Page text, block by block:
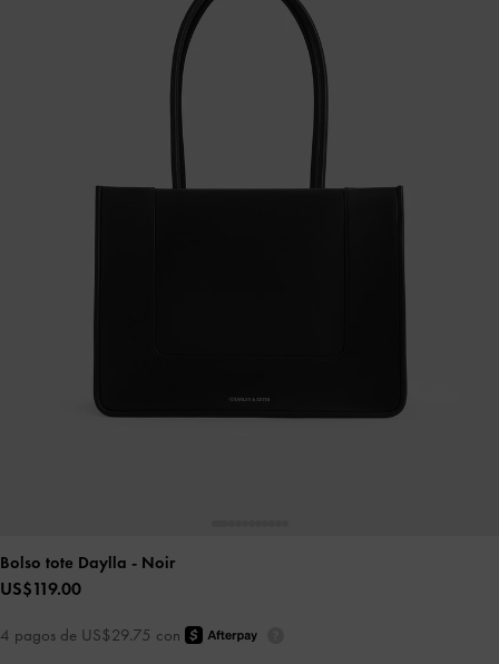
Bolso tote Daylla - Noir
US$119.00
4 pagos de US$29.75 con